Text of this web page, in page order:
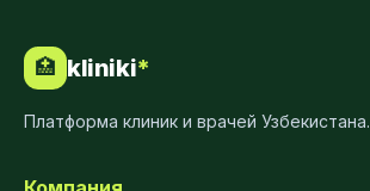
🏥 kliniki*
Платформа клиник и врачей Узбекистана.